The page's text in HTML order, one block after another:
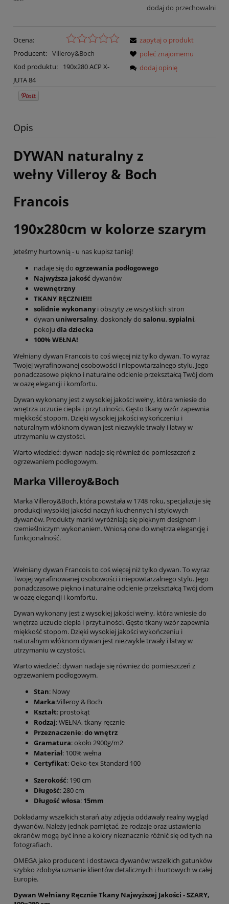
dodaj do przechowalni
Ocena:
Producent: Villeroy&Boch
Kod produktu:
190x280 ACP X-
JUTA 84
zapytaj o produkt
poleć znajomemu
dodaj opinię
Opis
DYWAN naturalny z
wełny Villeroy & Boch
Francois
190x280cm w kolorze szarym
Jeteśmy hurtownią - u nas kupisz taniej!
nadaje się do ogrzewania podłogowego
Najwyższa jakość dywanów
wewnętrzny
TKANY RĘCZNIE!!!
solidnie wykonanyi obszyty ze wszystkich stron
dywan uniwersalny, doskonały do salonu, sypialni,
pokoju dla dziecka
100% WEŁNA!
Wełniany dywan Francois to coś więcej niż tylko dywan. To wyraz
Twojej wyrafinowanej osobowości i niepowtarzalnego stylu. Jego
ponadczasowe piękno i naturalne odcienie przekształcą Twój dom
w oazę elegancji i komfortu.
Dywan wykonany jest z wysokiej jakości wełny, która wniesie do
wnętrza uczucie ciepła i przytulności. Gęsto tkany wzór zapewnia
miękkość stopom. Dzięki wysokiej jakości wykończeniu i
naturalnym włóknom dywan jest niezwykle trwały i łatwy w
utrzymaniu w czystości.
Warto wiedzieć: dywan nadaje się również do pomieszczeń z
ogrzewaniem podłogowym.
Marka Villeroy&Boch
Marka Villeroy&Boch, która powstała w 1748 roku, specjalizuje się
produkcji wysokiej jakości naczyń kuchennych i stylowych
dywanów. Produkty marki wyróżniają się pięknym designem i
rzemieślniczym wykonaniem. Wniosą one do wnętrza elegancję i
funkcjonalność.
Wełniany dywan Francois to coś więcej niż tylko dywan. To wyraz
Twojej wyrafinowanej osobowości i niepowtarzalnego stylu. Jego
ponadczasowe piękno i naturalne odcienie przekształcą Twój dom
w oazę elegancji i komfortu.
Dywan wykonany jest z wysokiej jakości wełny, która wniesie do
wnętrza uczucie ciepła i przytulności. Gęsto tkany wzór zapewnia
miękkość stopom. Dzięki wysokiej jakości wykończeniu i
naturalnym włóknom dywan jest niezwykle trwały i łatwy w
utrzymaniu w czystości.
Warto wiedzieć: dywan nadaje się również do pomieszczeń z
ogrzewaniem podłogowym.
Stan: Nowy
Marka:Villeroy & Boch
Kształt: prostokąt
Rodzaj: WEŁNA, tkany ręcznie
Przeznaczenie:do wnętrz
Gramatura: około 2900g/m2
Materiał: 100% wełna
Certyfikat: Oeko-tex Standard 100
Szerokość: 190 cm
Długość: 280 cm
Długość włosa: 15mm
Dokładamy wszelkich starań aby zdjęcia oddawały realny wygląd
dywanów. Należy jednak pamiętać, że rodzaje oraz ustawienia
ekranów mogą być inne a kolory nieznacznie różnić się od tych na
fotografiach.
OMEGA jako producent i dostawca dywanów wszelkich gatunków
szybko zdobyła uznanie klientów detalicznych i hurtowych w całej
Europie.
Dywan Wełniany Ręcznie Tkany Najwyższej Jakości - SZARY,